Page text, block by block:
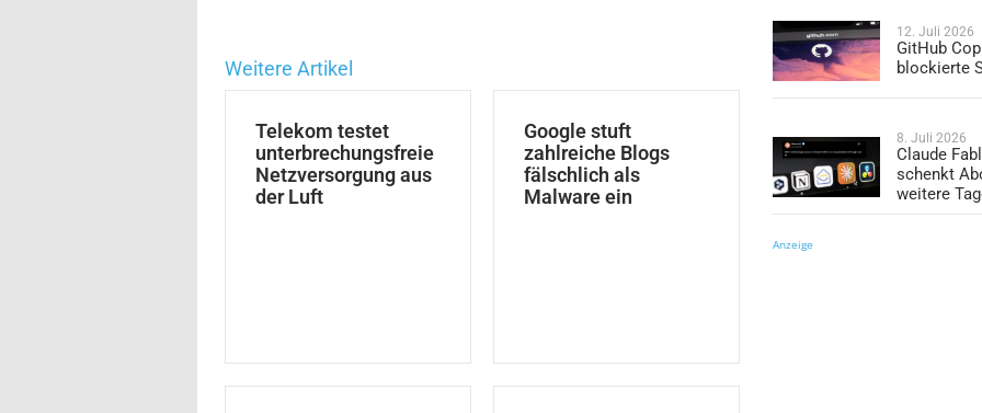
Weitere Artikel
Telekom testet
unterbrechungsfreie
Netzversorgung aus
der Luft
Google stuft
zahlreiche Blogs
fälschlich als
Malware ein
12. Juli 2026
GitHub
blockierte
8. Juli 2026
Claude
schenkt
weitere
Anzeige